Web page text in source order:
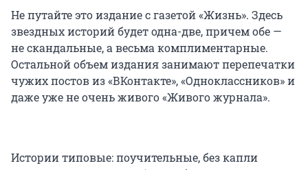
Не путайте это издание с газетой «Жизнь». Здесь
звездных историй будет одна-две, причем обе —
не скандальные, а весьма комплиментарные.
Остальной объем издания занимают перепечатки
чужих постов из «ВКонтакте», «Одноклассников» и
даже уже не очень живого «Живого журнала».
Истории типовые: поучительные, без капли